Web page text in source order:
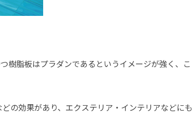
樹脂板はプラダンであるというイメージが強く、こ
の効果があり、エクステリア・インテリアなどにも